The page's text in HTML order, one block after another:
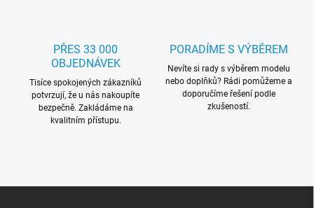
PŘES 33 000
OBJEDNÁVEK
Tisíce spokojených zákazníků
potvrzují, že u nás nakoupíte
bezpečně. Zakládáme na
kvalitním přístupu.
PORADÍME S VÝBĚREM
Nevíte si rady s výběrem modelu
nebo doplňků? Rádi pomůžeme a
doporučíme řešení podle
zkušeností.